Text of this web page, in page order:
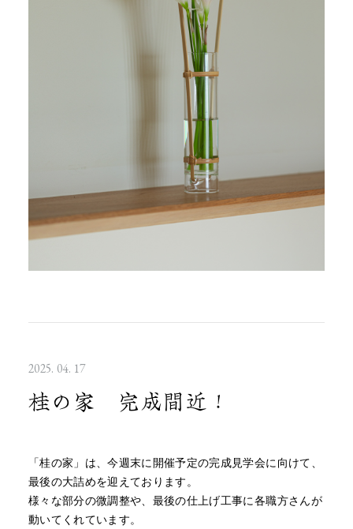
2025. 04. 17
桂の家 完成間近！
「桂の家」は、今週末に開催予定の完成見学会に向けて、
最後の大詰めを迎えております。
様々な部分の微調整や、最後の仕上げ工事に各職方さんが
動いてくれています。